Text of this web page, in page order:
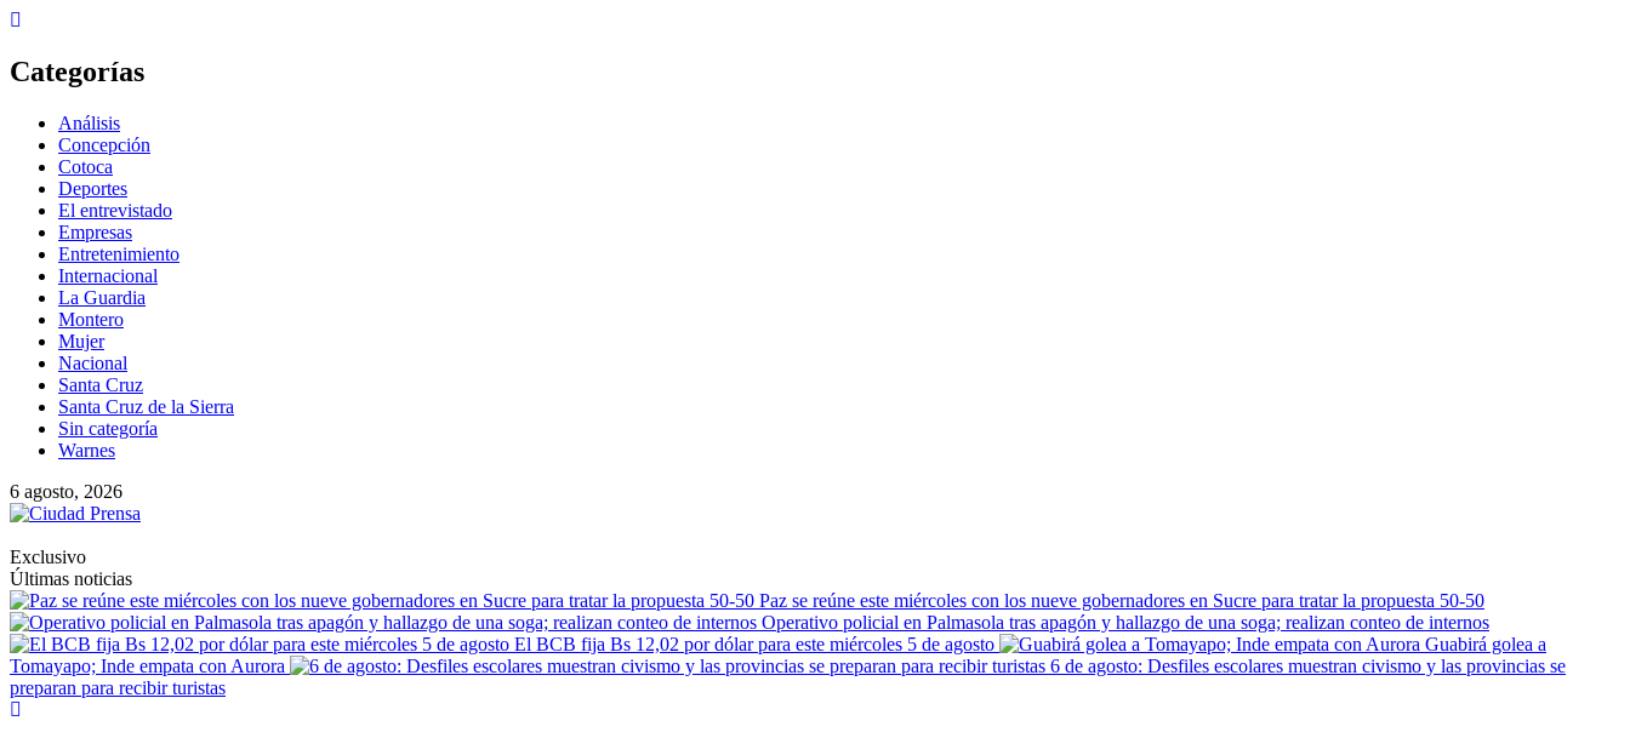
Skip
content
Categorías
Análisis
Concepción
Cotoca
Deportes
El entrevistado
Empresas
Entretenimiento
Internacional
La Guardia
Montero
Mujer
Nacional
Santa Cruz
Santa Cruz de la Sierra
Sin categoría
Warnes
6 agosto, 2026
Exclusivo
Últimas noticias
Paz se reúne este miércoles con los nueve gobernadores en Sucre para tratar la propuesta 50-50
Operativo policial en Palmasola tras apagón y hallazgo de una soga; realizan conteo de internos
El BCB fija Bs 12,02 por dólar para este miércoles 5 de agosto
Guabirá golea a
Tomayapo; Inde empata con Aurora
6 de agosto: Desfiles escolares muestran civismo y las provincias se
preparan para recibir turistas